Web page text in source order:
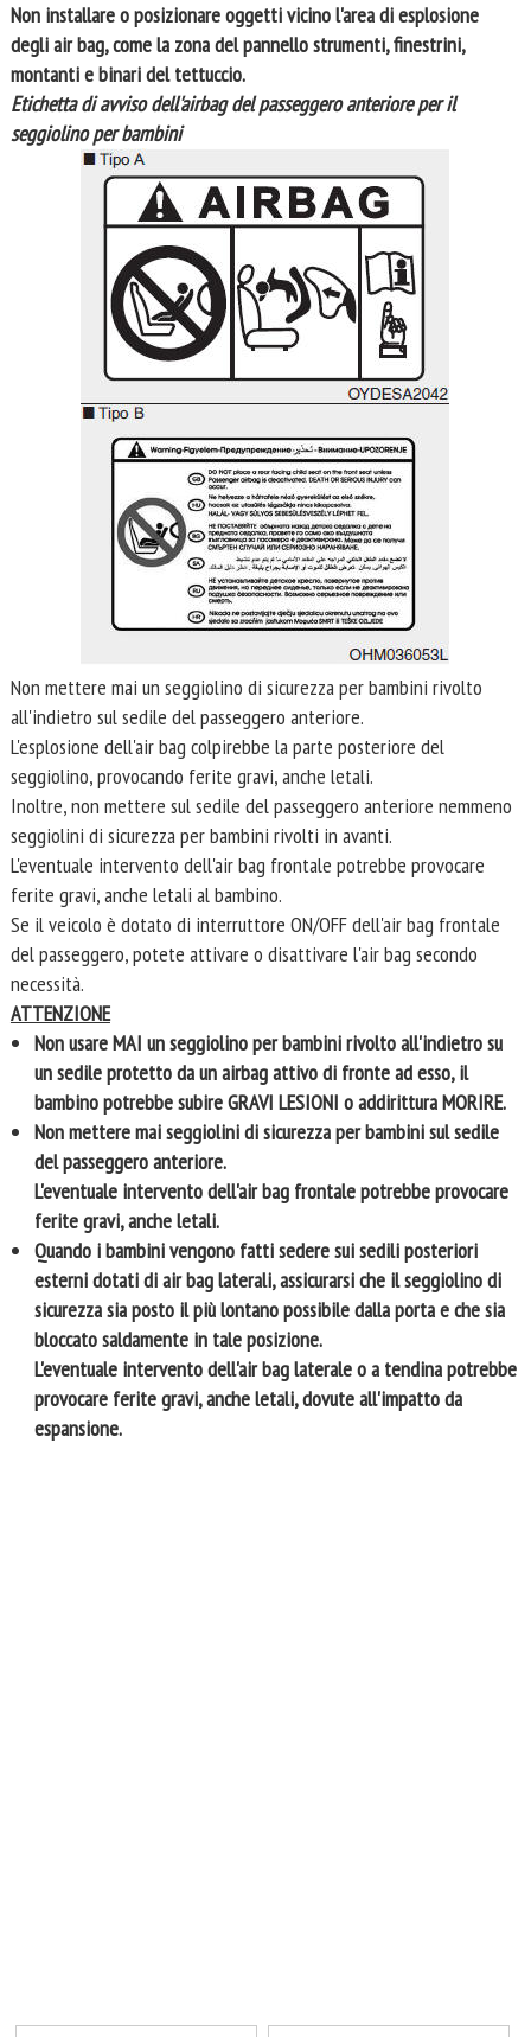
Non installare o posizionare oggetti vicino l'area di esplosione
degli air bag, come la zona del pannello strumenti, finestrini,
montanti e binari del tettuccio.
Etichetta di avviso dell'airbag del passeggero anteriore per il
seggiolino per bambini
Non mettere mai un seggiolino di sicurezza per bambini rivolto
all'indietro sul sedile del passeggero anteriore.
L'esplosione dell'air bag colpirebbe la parte posteriore del
seggiolino, provocando ferite gravi, anche letali.
Inoltre, non mettere sul sedile del passeggero anteriore nemmeno
seggiolini di sicurezza per bambini rivolti in avanti.
L'eventuale intervento dell'air bag frontale potrebbe provocare
ferite gravi, anche letali al bambino.
Se il veicolo è dotato di interruttore ON/OFF dell'air bag frontale
del passeggero, potete attivare o disattivare l'air bag secondo
necessità.
ATTENZIONE
Non usare MAI un seggiolino per bambini rivolto all'indietro su
un sedile protetto da un airbag attivo di fronte ad esso, il
bambino potrebbe subire GRAVI LESIONI o addirittura MORIRE.
Non mettere mai seggiolini di sicurezza per bambini sul sedile
del passeggero anteriore.
L'eventuale intervento dell'air bag frontale potrebbe provocare
ferite gravi, anche letali.
Quando i bambini vengono fatti sedere sui sedili posteriori
esterni dotati di air bag laterali, assicurarsi che il seggiolino di
sicurezza sia posto il più lontano possibile dalla porta e che sia
bloccato saldamente in tale posizione.
L'eventuale intervento dell'air bag laterale o a tendina potrebbe
provocare ferite gravi, anche letali, dovute all'impatto da
espansione.